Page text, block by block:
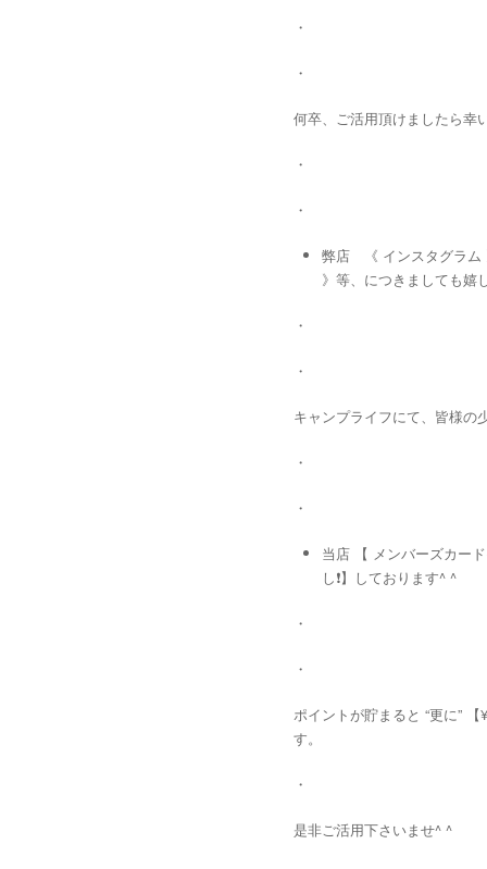
・
・
何卒、ご活用頂けましたら幸
・
・
弊店 《 インスタグラム
》等、につきましても嬉
・
・
キャンプライフにて、皆様の
・
・
当店 【 メンバーズカー
し❗️】しております^ ^
・
・
ポイントが貯まると “更に”
す。
・
是非ご活用下さいませ^ ^